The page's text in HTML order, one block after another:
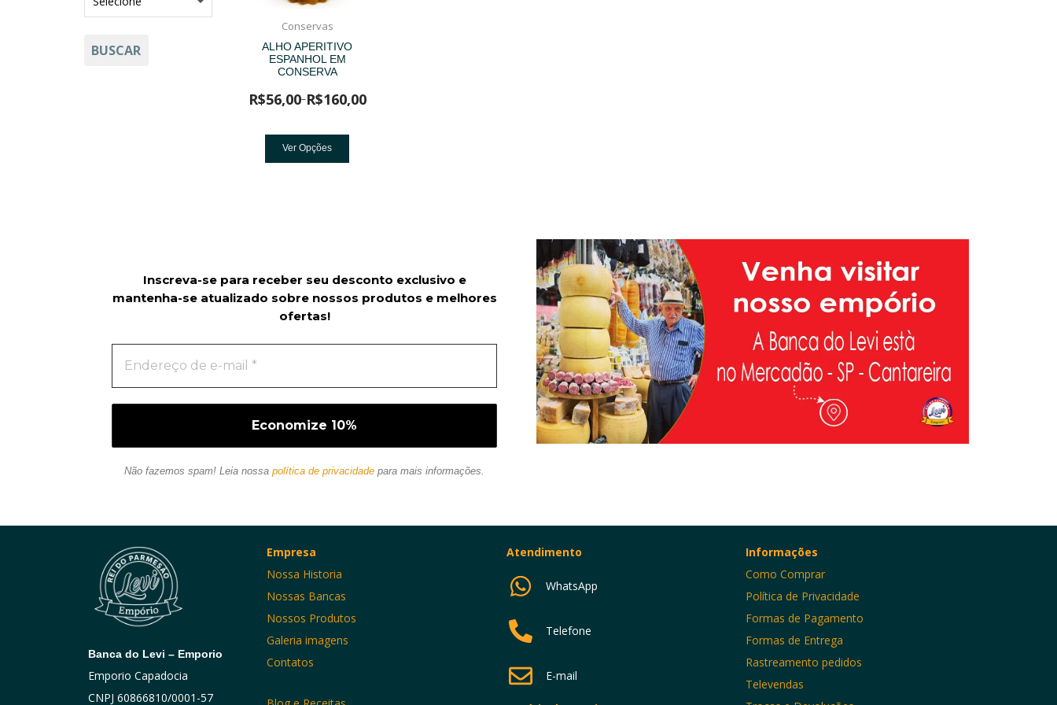
BUSCAR
Conservas
ALHO APERITIVO
ESPANHOL EM
CONSERVA
R$56,00–R$160,00
Ver Opções
Inscreva-se para receber seu desconto exclusivo e
mantenha-se atualizado sobre nossos produtos e melhores
ofertas!
Não fazemos spam! Leia nossa política de privacidade para mais informações.
Banca do Levi – Emporio
Emporio Capadocia
CNPJ 60866810/0001-57
Empresa
Nossa Historia
Nossas Bancas
Nossos Produtos
Galeria imagens
Contatos
Atendimento
WhatsApp
Telefone
E-mail
Informações
Como Comprar
Política de Privacidade
Formas de Pagamento
Formas de Entrega
Rastreamento pedidos
Televendas